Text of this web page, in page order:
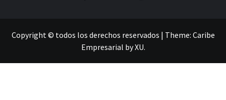
Copyright © todos los derechos reservados | Theme: Caribe
Empresarial byXU.